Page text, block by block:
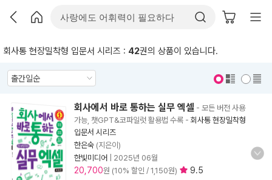
회사통 현장밀착형 입문서 시리즈 : 42권의 상품이 있습니다.
회사에서 바로 통하는 실무 엑셀 - 모든 버전 사용
가능, 챗GPT&코파일럿 활용법 수록 -회사통 현장밀착형
입문서 시리즈
한은숙 (지은이)
한빛미디어
2025년 06월
20,700원 (10% 할인 / 1,150원) 9.5